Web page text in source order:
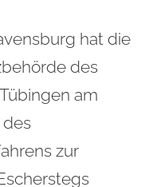
hat die
des
am
des
zur